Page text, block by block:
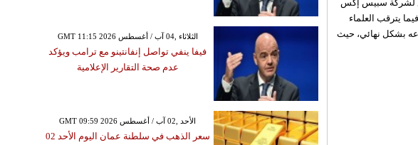
ضخماً تائهاً من صاروخ فالكون 9 تابع لشركة سبيس إكس
يترقب العلماء
بشكل نهائي، حيث
GMT 11:15 2026 الثلاثاء ,04 آب / أغسطس
فيفا ينفي تواصل إنفانتينو مع ترامب ويؤكد
عدم صحة التقارير الإعلامية
GMT 09:59 2026 الأحد ,02 آب / أغسطس
سعر الذهب في سلطنة عمان اليوم الأحد 02